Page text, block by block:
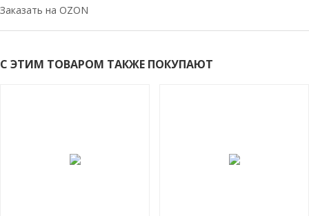
Заказать на OZON
С ЭТИМ ТОВАРОМ ТАКЖЕ ПОКУПАЮТ